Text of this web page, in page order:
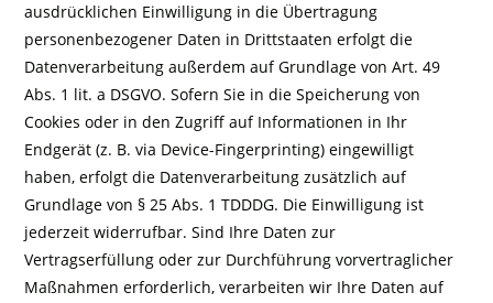
ausdrücklichen Einwilligung in die Übertragung
personenbezogener Daten in Drittstaaten erfolgt die
Datenverarbeitung außerdem auf Grundlage von Art. 49
Abs. 1 lit. a DSGVO. Sofern Sie in die Speicherung von
Cookies oder in den Zugriff auf Informationen in Ihr
Endgerät (z. B. via Device-Fingerprinting) eingewilligt
haben, erfolgt die Datenverarbeitung zusätzlich auf
Grundlage von § 25 Abs. 1 TDDDG. Die Einwilligung ist
jederzeit widerrufbar. Sind Ihre Daten zur
Vertragserfüllung oder zur Durchführung vorvertraglicher
Maßnahmen erforderlich, verarbeiten wir Ihre Daten auf